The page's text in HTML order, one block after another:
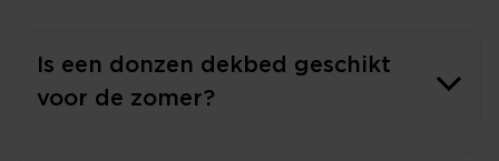
Is een donzen dekbed geschikt
voor de zomer?